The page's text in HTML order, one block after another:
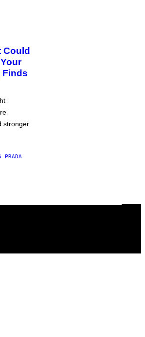
Could
Finds
stronger
PRADA